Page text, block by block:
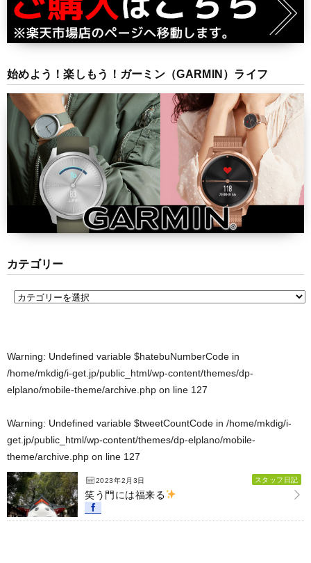
始めよう！楽しもう！ガーミン（GARMIN）ライフ
カテゴリー
Warning: Undefined variable $hatebuNumberCode in
/home/mkdig/i-get.jp/public_html/wp-content/themes/dp-
elplano/mobile-theme/archive.php on line 127
Warning: Undefined variable $tweetCountCode in /home/mkdig/i-
get.jp/public_html/wp-content/themes/dp-elplano/mobile-
theme/archive.php on line 127
2023年2月3日 スタッフ日記
笑う門には福来る